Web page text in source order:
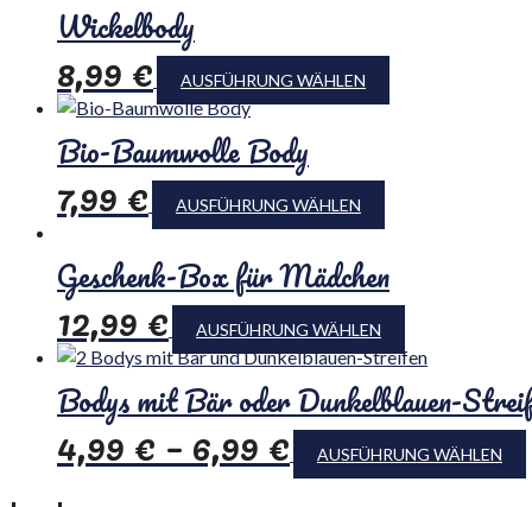
Wickelbody
8,99€ AUSFÜHRUNG WÄHLEN
Bio-Baumwolle Body
7,99€ AUSFÜHRUNG WÄHLEN
Geschenk-Box für Mädchen
12,99€ AUSFÜHRUNG WÄHLEN
Bodys mit Bär oder Dunkelblauen-
4,99€–6,99€ AUSFÜHRUNG WÄHLEN